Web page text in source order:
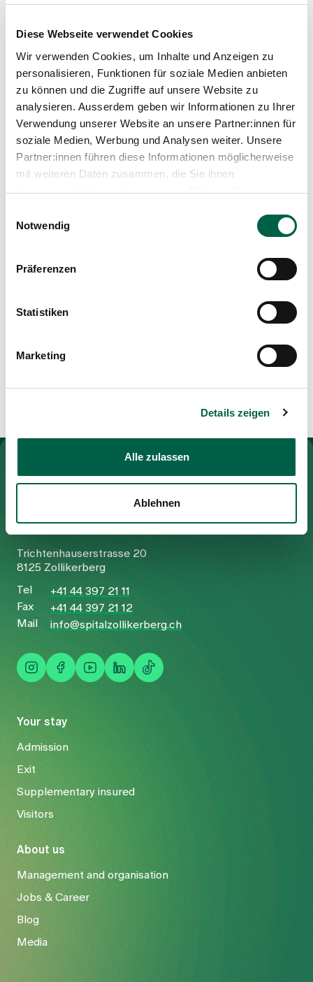
Diese Webseite verwendet Cookies
Wir verwenden Cookies, um Inhalte und Anzeigen zu
personalisieren, Funktionen für soziale Medien anbieten
zu können und die Zugriffe auf unsere Website zu
analysieren. Ausserdem geben wir Informationen zu Ihrer
Verwendung unserer Website an unsere Partner:innen für
soziale Medien, Werbung und Analysen weiter. Unsere
Partner:innen führen diese Informationen möglicherweise
mit weiteren Daten zusammen, die Sie ihnen
bereitgestellt haben oder die sie im Rahmen Ihrer
Notwendig
Präferenzen
Statistiken
Marketing
Details zeigen
Alle zulassen
Ablehnen
Contact us
Blog
Publications
Specialist title
Specialist in Surgery
Work Focus
Open and minimally invasive surgery of the
abdominal cavity and abdominal wall
Colon surgery
Surgical treatment of endometriosis
General surgery and trauma surgery
Emergency surgical care
CGZH Society of Surgeons of the Canton of
Board of Trustees, AbeggHuus Foundation,
Rüschlikon
To Gesundheitswelt Zollikerberg
Your stay
Admission
Exit
Supplementary insured
Visitors
About us
Management and organisation
Jobs & Career
Blog
Media
Spital Zollikerberg
Trichtenhauserstrasse 20
8125 Zollikerberg
Tel
+41 44 397 21 11
Fax
+41 44 397 21 12
Mail
info@spitalzollikerberg.ch